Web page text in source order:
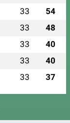
33 54
33 48
33 40
33 40
33 37